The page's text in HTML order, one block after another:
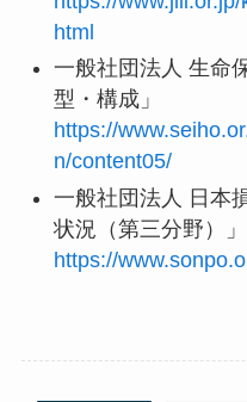
html
一般社団法人 生命
型・構成」
https://
n/content05/
一般社団法人 日本
状況（第三分野）」
https://